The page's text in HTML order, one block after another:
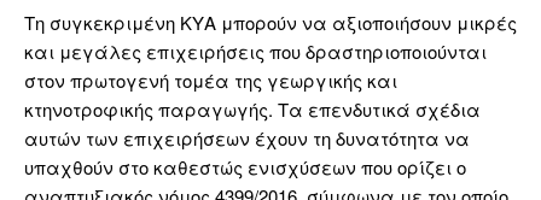
Τη συγκεκριμένη ΚΥΑ μπορούν να αξιοποιήσουν μικρές
και μεγάλες επιχειρήσεις που δραστηριοποιούνται
στον πρωτογενή τομέα της γεωργικής και
κτηνοτροφικής παραγωγής. Τα επενδυτικά σχέδια
αυτών των επιχειρήσεων έχουν τη δυνατότητα να
υπαχθούν στο καθεστώς ενισχύσεων που ορίζει ο